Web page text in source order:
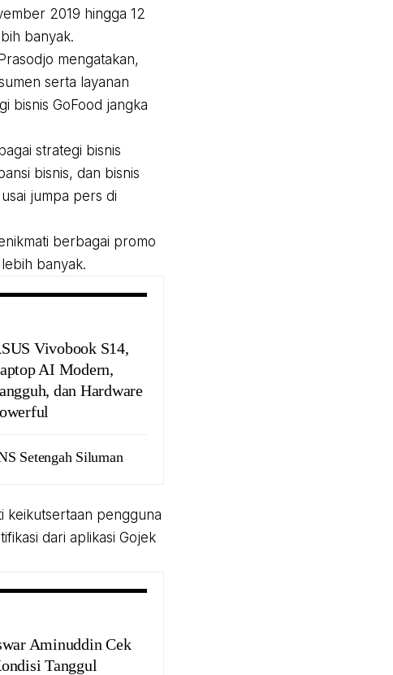
2019 hingga 12
banyak.
mengatakan,
serta layanan
bisnis GoFood jangka
strategi bisnis
bisnis, dan bisnis
jumpa pers di
berbagai promo
banyak.
Vivobook S14,
AI Modern,
dan Hardware
Setengah Siluman
keikutsertaan pengguna
dari aplikasi Gojek
Aminuddin Cek
Tanggul